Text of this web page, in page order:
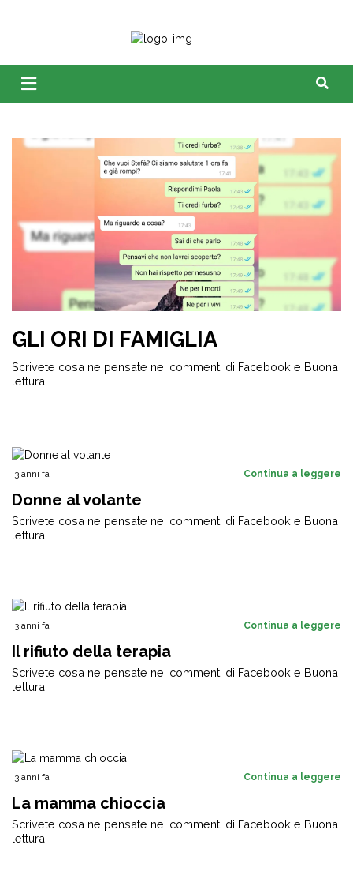
GLI ORI DI FAMIGLIA
Scrivete cosa ne pensate nei commenti di Facebook e Buona
lettura!
3 anni fa Continua a leggere
Donne al volante
Scrivete cosa ne pensate nei commenti di Facebook e Buona
lettura!
3 anni fa Continua a leggere
Il rifiuto della terapia
Scrivete cosa ne pensate nei commenti di Facebook e Buona
lettura!
3 anni fa Continua a leggere
La mamma chioccia
Scrivete cosa ne pensate nei commenti di Facebook e Buona
lettura!